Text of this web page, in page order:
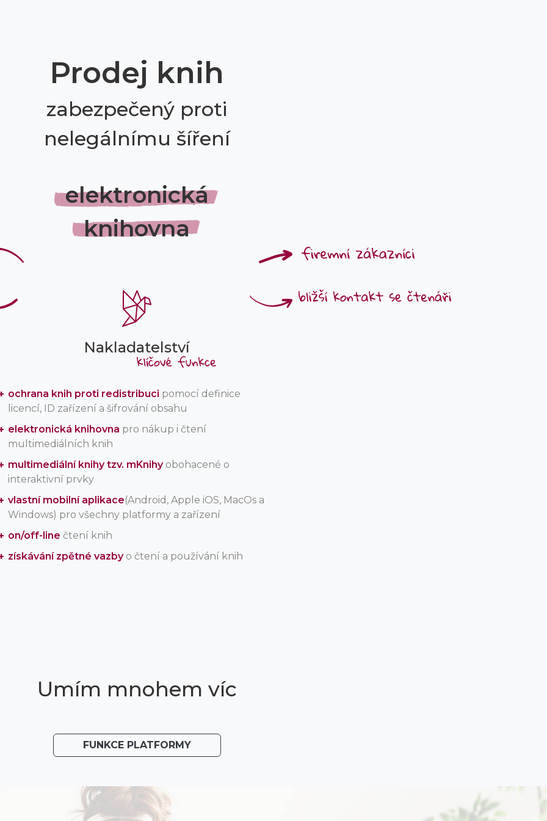
Prodej knih
zabezpečený proti
nelegálnímu šíření
elektronická
knihovna
Nakladatelství
ochrana knih proti redistribuci pomocí definice
licencí, ID zařízení a šifrování obsahu
elektronická knihovna pro nákup i čtení
multimediálních knih
multimediální knihy tzv. mKnihyobohacené o
interaktivní prvky
vlastní mobilní aplikace(Android, Apple iOS, MacOs a
Windows) pro všechny platformy a zařízení
on/off-line čtení knih
získávání zpětné vazbyo čtení a používání knih
Umím mnohem víc
FUNKCE PLATFORMY